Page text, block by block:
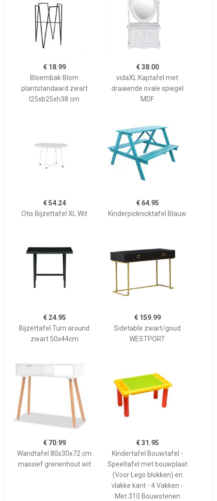
€ 18.99
Bloembak Blom
plantstandaard zwart
l25xb25xh38 cm
€ 38.00
vidaXL Kaptafel met
draaiende ovale spiegel
MDF
€ 54.24
Otis Bijzettafel XL Wit
€ 64.95
Kinderpicknicktafel Blauw
€ 24.95
Bijzettafel Turn around
zwart 50x44cm
€ 159.99
Sidetable zwart/goud
WESTPORT
€ 70.99
Wandtafel 80x30x72 cm
massief grenenhout wit
€ 31.95
Kindertafel Bouwtafel -
Speeltafel met bouwplaat
(Voor Lego blokken) en
vlakke kant - 4 Vakken -
Met 310 Bouwstenen